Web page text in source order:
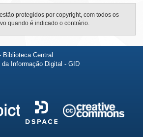
protegidos por copyright, com todos os
quando é indicado o contrário.
Biblioteca Central
Informação Digital - GID